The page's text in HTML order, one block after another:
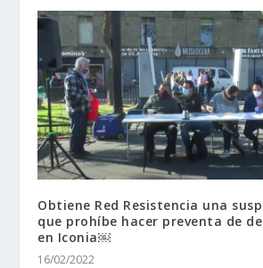
Obtiene Red Resistencia una
que prohíbe hacer preventa de
en Iconia￼
16/02/2022